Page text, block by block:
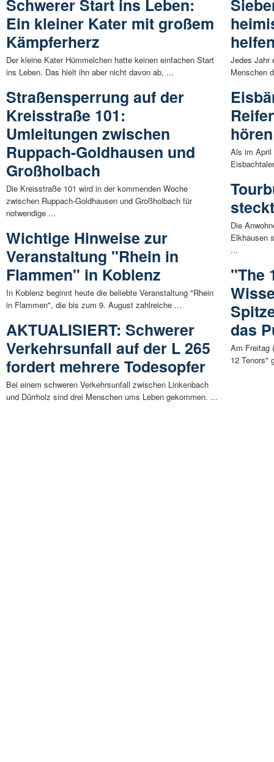
Schwerer Start ins Leben:
Ein kleiner Kater mit großem
Kämpferherz
Der kleine Kater Hümmelchen hatte keinen einfachen Start
ins Leben. Das hielt ihn aber nicht davon ab, ...
Straßensperrung auf der
Kreisstraße 101:
Umleitungen zwischen
Ruppach-Goldhausen und
Großholbach
Die Kreisstraße 101 wird in der kommenden Woche
zwischen Ruppach-Goldhausen und Großholbach für
notwendige ...
Wichtige Hinweise zur
Veranstaltung "Rhein in
Flammen" in Koblenz
In Koblenz beginnt heute die beliebte Veranstaltung "Rhein
in Flammen", die bis zum 9. August zahlreiche ...
AKTUALISIERT: Schwerer
Verkehrsunfall auf der L 265
fordert mehrere Todesopfer
Bei einem schweren Verkehrsunfall zwischen Linkenbach
und Dürrholz sind drei Menschen ums Leben gekommen. ...
Jedes Jahr
Menschen
Als im April
Die
Elkhausen
...
"The
das
Am Freitag
12 Tenors"